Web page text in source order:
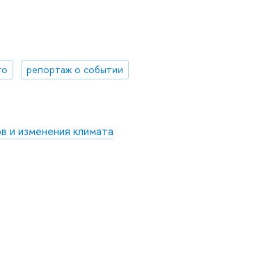
репортаж о событии
и изменения климата